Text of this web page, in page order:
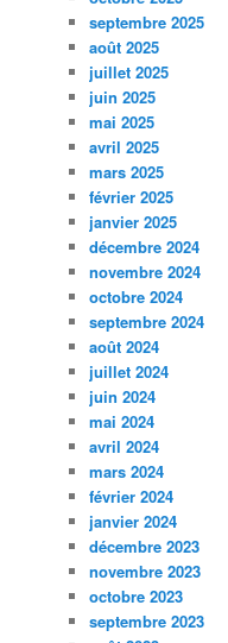
septembre 2025
août 2025
juillet 2025
juin 2025
mai 2025
avril 2025
mars 2025
février 2025
janvier 2025
décembre 2024
novembre 2024
octobre 2024
septembre 2024
août 2024
juillet 2024
juin 2024
mai 2024
avril 2024
mars 2024
février 2024
janvier 2024
décembre 2023
novembre 2023
octobre 2023
septembre 2023